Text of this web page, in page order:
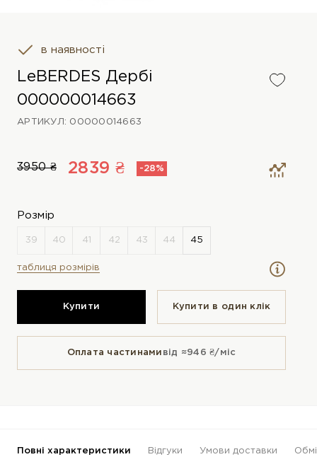
в наявності
LeBERDES Дербі
000000014663
АРТИКУЛ: 00000014663
3950 ₴ 2839 ₴ -28%
Розмір
таблиця розмірів
Купити Купити в один клiк
Оплата частинами від ≈946 ₴/міс
Повні характеристики Відгуки Умови доставки